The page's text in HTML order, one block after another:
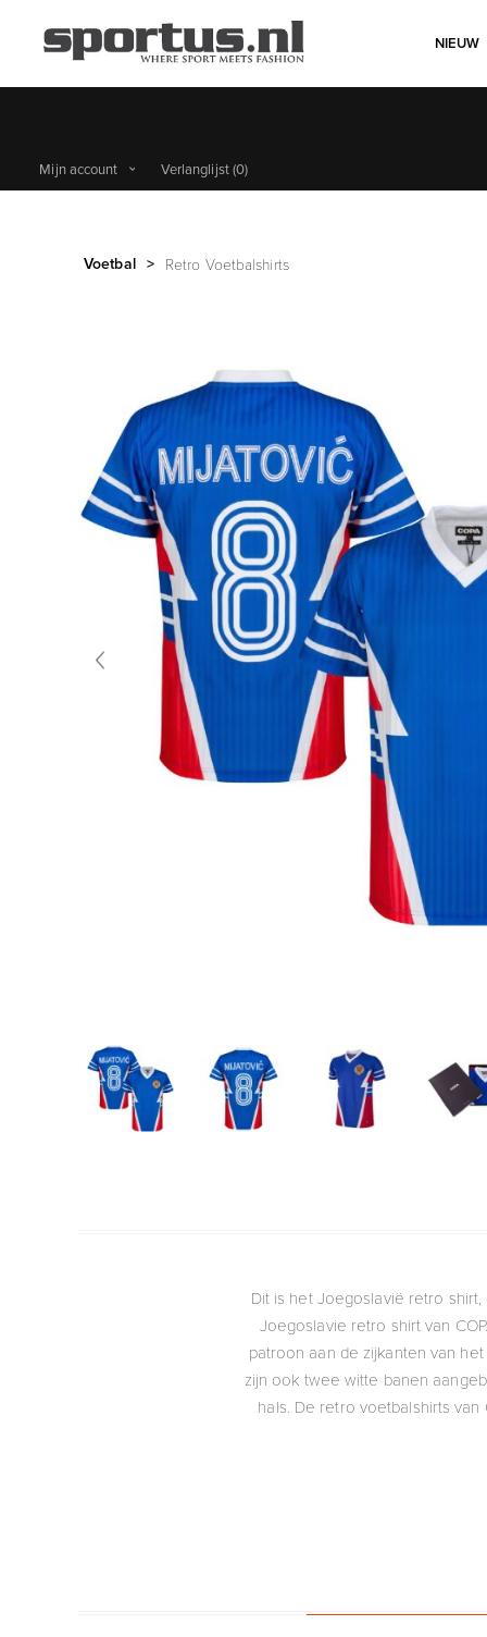
NIEUW
Mijn account Verlanglijst(0)
Voetbal > Retro Voetbalshirts
Dit is het Joegoslavië retro
Joegoslavie retro shirt van
patroon aan de zijkanten van
zijn ook twee witte banen
hals. De retro voetbalshirts